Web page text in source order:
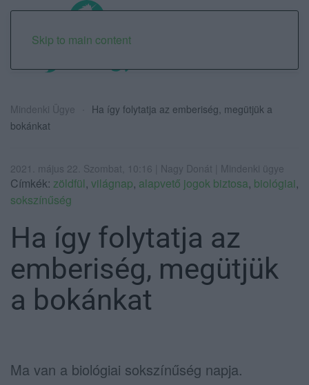
Skip to main content
Mindenki Ügye
Ha így folytatja az emberiség, megütjük a
bokánkat
2021. május 22. Szombat, 10:16 | Nagy Donát | Mindenki ügye
Címkék: zöldfül, világnap, alapvető jogok biztosa, biológiai,
sokszínűség
Ha így folytatja az
emberiség, megütjük
a bokánkat
Ma van a biológiai sokszínűség napja.